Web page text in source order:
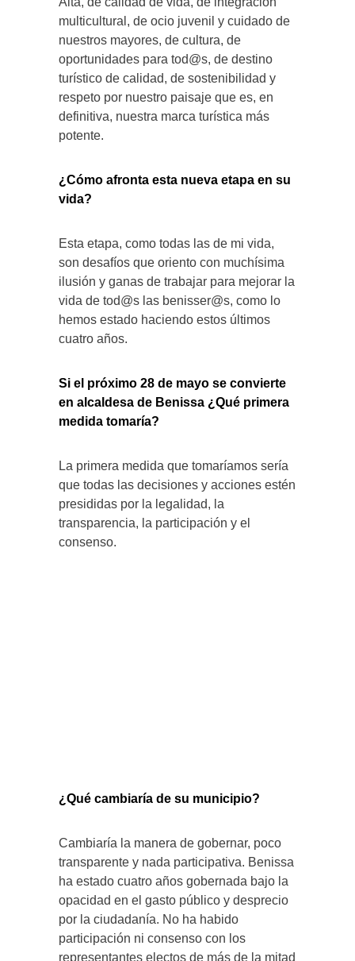
multicultural, de ocio juvenil y cuidado de
nuestros mayores, de cultura, de
oportunidades para tod@s, de destino
turístico de calidad, de sostenibilidad y
respeto por nuestro paisaje que es, en
definitiva, nuestra marca turística más
potente.
¿Cómo afronta esta nueva etapa en su
vida?
Esta etapa, como todas las de mi vida,
son desafíos que oriento con muchísima
ilusión y ganas de trabajar para mejorar la
vida de tod@s las benisser@s, como lo
hemos estado haciendo estos últimos
cuatro años.
Si el próximo 28 de mayo se convierte
en alcaldesa de Benissa ¿Qué primera
medida tomaría?
La primera medida que tomaríamos sería
que todas las decisiones y acciones estén
presididas por la legalidad, la
transparencia, la participación y el
consenso.
¿Qué cambiaría de su municipio?
Cambiaría la manera de gobernar, poco
transparente y nada participativa. Benissa
ha estado cuatro años gobernada bajo la
opacidad en el gasto público y desprecio
por la ciudadanía. No ha habido
participación ni consenso con los
representantes electos de más de la mitad